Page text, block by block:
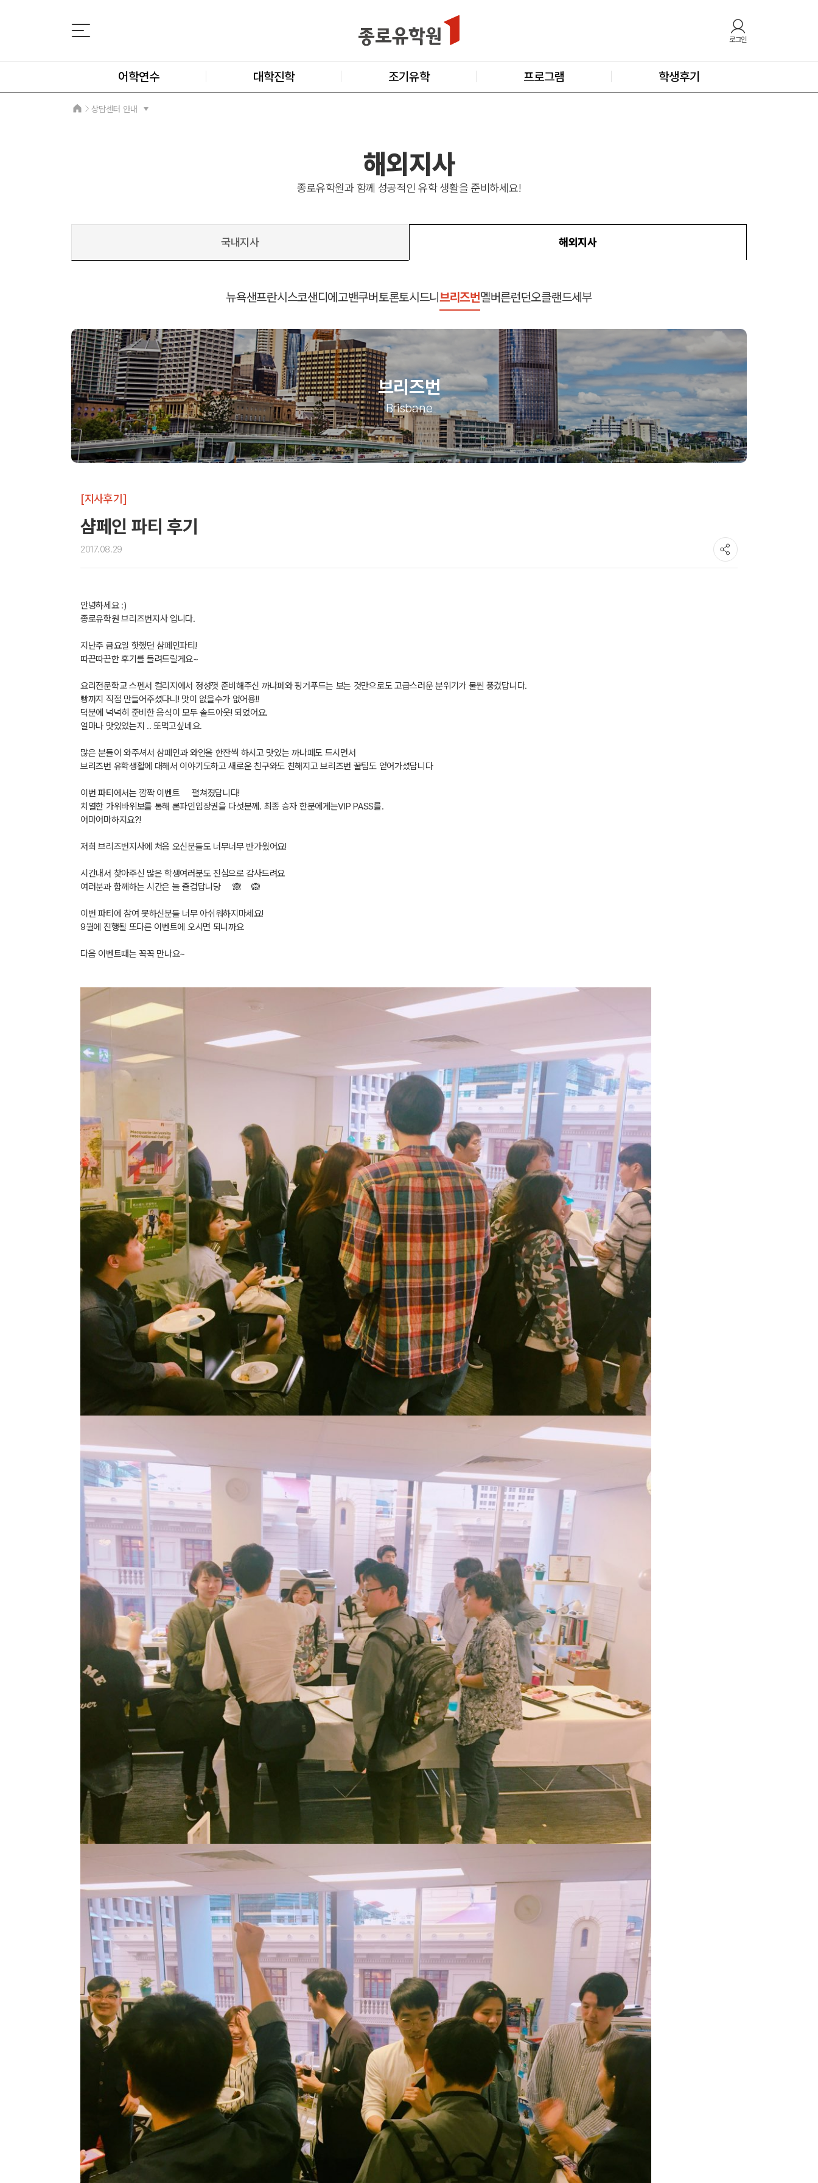
로그인
어학연수 대학진학 조기유학 프로그램 학생후기
상담센터 안내
해외지사
종로유학원과 함께 성공적인 유학 생활을 준비하세요!
국내지사 해외지사
뉴욕샌프란시스코샌디에고밴쿠버토론토시드니브리즈번멜버른런던오클랜드세부
브리즈번
Brisbane
[지사후기]
샴페인 파티 후기
2017.08.29
안녕하세요 :)
종로유학원 브리즈번지사 입니다.
지난주 금요일 핫했던 샴페인파티!
따끈따끈한 후기를 들려드릴게요~
요리전문학교 스펜서 컬리지에서 정성껏 준비해주신 까나페와 핑거푸드는 보는 것만으로도 고급스러운 분위기가 물씬 풍겼답니다.
빵까지 직접 만들어주셨다니! 맛이 없을수가 없어용!!
덕분에 넉넉히 준비한 음식이 모두 솔드아웃! 되었어요.
얼마나 맛있었는지 .. 또먹고싶네요.
많은 분들이 와주셔서 샴페인과와인을 한잔씩 하시고 맛있는 까나페도 드시면서
브리즈번 유학생활에 대해서 이야기도하고 새로운 친구와도 친해지고 브리즈번 꿀팁도 얻어가셨답니다
이번 파티에서는 깜짝 이벤트 펼쳐졌답니다!
치열한 가위바위보를 통해 론파인입장권을 다섯분께. 최종 승자 한분에게는VIP PASS를.
어마어마하지요?!
저희 브리즈번지사에 처음 오신분들도 너무너무 반가웠어요!
시간내서 찾아주신 많은 학생여러분도 진심으로 감사드려요
여러분과 함께하는 시간은 늘 즐겁답니당
🙈 🙉
이번 파티에 참여 못하신분들 너무 아쉬워하지마세요!
9월에 진행될 또다른 이벤트에 오시면 되니까요
다음 이벤트때는 꼭꼭 만나요~